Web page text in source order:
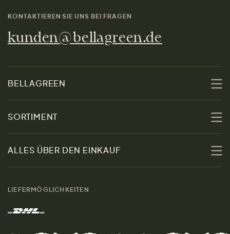
KONTAKTIEREN SIE UNS BEI FRAGEN
kunden@bellagreen.de
BELLAGREEN
Nachhaltigkeit
Kontakt
Marken
SORTIMENT
Damen
Herren
ALLES ÜBER DEN EINKAUF
LIEFERMÖGLICHKEITEN